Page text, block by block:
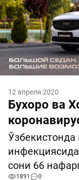
12 апреля 2020
Бухоро ва
Ўзбекистонда
сони 66
1891 0